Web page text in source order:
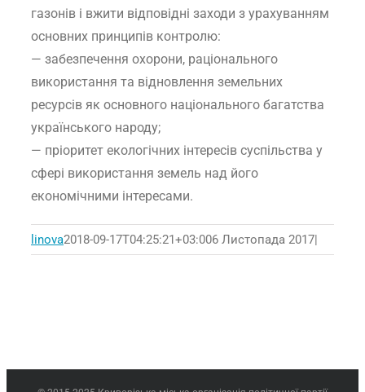
газонів і вжити відповідні заходи з урахуванням
основних принципів контролю:
— забезпечення охорони, раціонального
використання та відновлення земельних
ресурсів як основного національного багатства
українського народу;
— пріоритет екологічних інтересів суспільства у
сфері використання земель над його
економічними інтересами.
linova2018-09-17T04:25:21+03:006 Листопада 2017